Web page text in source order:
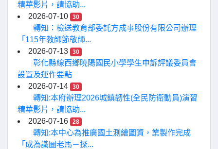
精華影片，請協助...
2026-07-10
30
轉知：檢送教育部委託方成事股份有限公司辦理
「115年教師節敬師...
2026-07-13
30
彰化縣線西鄉曉陽國民小學學生申訴評議委員會
設置及運作要點
2026-07-14
30
轉知:本府辦理2026城鎮韌性(全民防衛動員)演習
精華影片，請協助...
2026-07-16
28
轉知:本中心為推廣國土測繪圖資，業製作完成
「成為識圖老馬－探...